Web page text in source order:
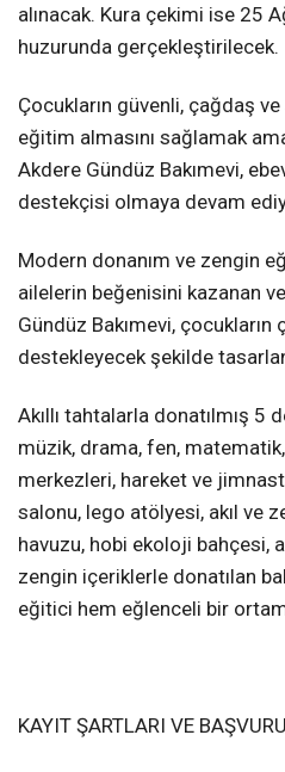
alınacak. Kura çekimi ise 25
huzurunda gerçekleştirilecek.
Çocukların güvenli, çağdaş
eğitim almasını sağlamak
Akdere Gündüz Bakımevi,
destekçisi olmaya devam
Modern donanım ve zengin
ailelerin beğenisini kazanan
Gündüz Bakımevi,
destekleyecek şekilde
Akıllı tahtalarla donatılmış 5
müzik, drama, fen,
merkezleri, hareket ve
salonu, lego atölyesi, akıl ve
havuzu, hobi ekoloji bahçesi,
zengin içeriklerle donatılan
eğitici hem eğlenceli bir
KAYIT ŞARTLARI VE